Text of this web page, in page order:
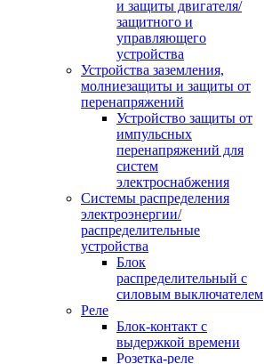
и защиты двигателя/
защитного и
управляющего
устройства
Устройства заземления,
молниезащиты и защиты от
перенапряжений
Устройство защиты от
импульсных
перенапряжений для
систем
электроснабжения
Системы распределения
электроэнергии/
распределительные
устройства
Блок
распределительный с
силовым выключателем
Реле
Блок-контакт с
выдержкой времени
Розетка-реле